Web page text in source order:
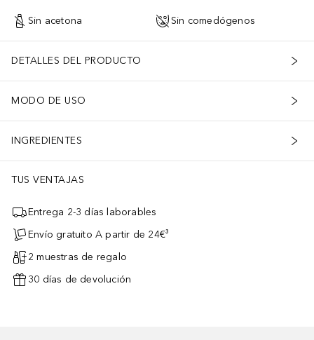
Sin acetona Sin comedógenos
DETALLES DEL PRODUCTO
MODO DE USO
INGREDIENTES
TUS VENTAJAS
Entrega 2-3 días laborables
Envío gratuito A partir de 24€³
2 muestras de regalo
30 días de devolución